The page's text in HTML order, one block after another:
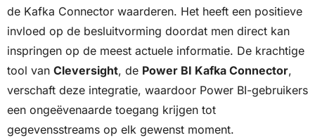
de Kafka Connector waarderen. Het heeft een positieve
invloed op de besluitvorming doordat men direct kan
inspringen op de meest actuele informatie. De krachtige
tool van Cleversight, de Power BI Kafka Connector,
verschaft deze integratie, waardoor Power BI-gebruikers
een ongeëvenaarde toegang krijgen tot
gegevensstreams op elk gewenst moment.